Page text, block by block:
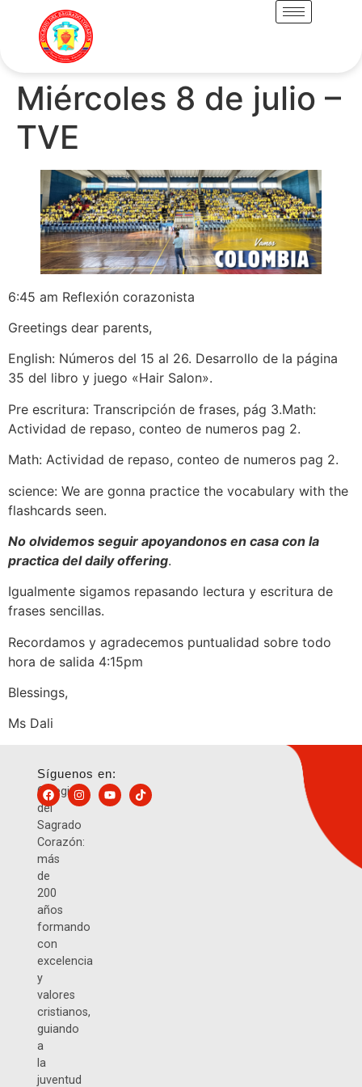
Miércoles 8 de julio –
TVE
6:45 am Reflexión corazonista
Greetings dear parents,
English: Números del 15 al 26. Desarrollo de la página
35 del libro y juego «Hair Salon».
Pre escritura: Transcripción de frases, pág 3.Math:
Actividad de repaso, conteo de numeros pag 2.
Math: Actividad de repaso, conteo de numeros pag 2.
science: We are gonna practice the vocabulary with the
flashcards seen.
No olvidemos seguir apoyandonos en casa con la
practica del daily offering.
Igualmente sigamos repasando lectura y escritura de
frases sencillas.
Recordamos y agradecemos puntualidad sobre todo
hora de salida 4:15pm
Blessings,
Ms Dali
Colegio
del
Sagrado
Corazón:
más
de
200
años
formando
con
excelencia
y
valores
cristianos,
guiando
a
la
juventud
Síguenos en: